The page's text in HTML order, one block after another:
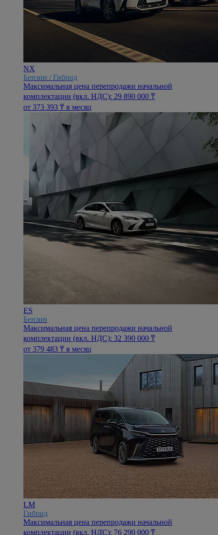
NX
Бензин / Гибрид
Максимальная цена перепродажи начальной
комплектации (вкл. НДС): 29 890 000 ₸
oт 373 393 ₸ в месяц
ES
Бензин
Максимальная цена перепродажи начальной
комплектации (вкл. НДС): 32 390 000 ₸
oт 379 483 ₸ в месяц
LM
Гибрид
Максимальная цена перепродажи начальной
комплектации (вкл. НДС): 76 290 000 ₸